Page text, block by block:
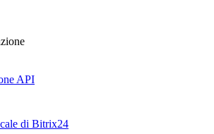
API
di Bitrix24